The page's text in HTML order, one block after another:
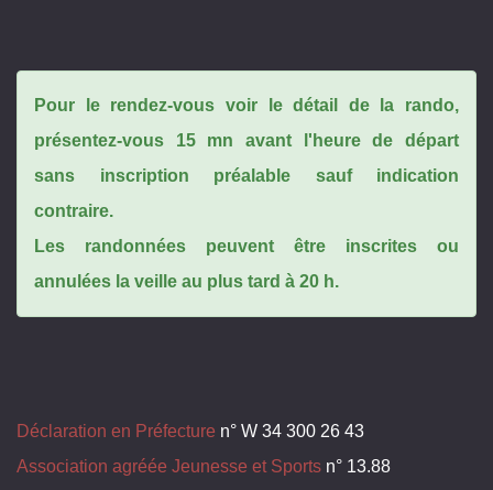
Pour le rendez-vous voir le détail de la rando,
présentez-vous 15 mn avant l'heure de départ
sans inscription préalable sauf indication
contraire.
Les randonnées peuvent être inscrites ou
annulées la veille au plus tard à 20 h.
Déclaration en Préfecture n° W 34 300 26 43
Association agréée Jeunesse et Sports n° 13.88